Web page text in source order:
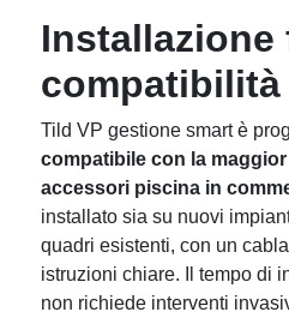
Installazione
Tild VP gestione smart è
compatibile con la
accessori piscina in
installato sia su nuovi
quadri esistenti, con un
istruzioni chiare. Il tempo di
non richiede interventi